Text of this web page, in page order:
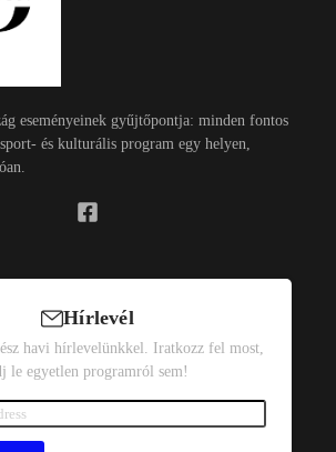
eseményeinek gyűjtőpontja: minden fontos
és kulturális program egy helyen,
Hírlevél
havi hírlevelünkkel. Iratkozz fel most,
le egyetlen programról sem!